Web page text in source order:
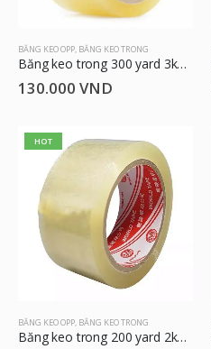
BĂNG KEO OPP, BĂNG KEO TRONG
Băng keo trong 300 yard 3kg 4.8cm
130.000 VND
HOT
BĂNG KEO OPP, BĂNG KEO TRONG
Băng keo trong 200 yard 2kg 4.8cm